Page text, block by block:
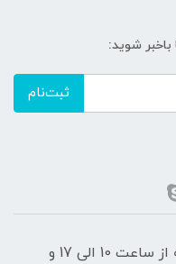
شوید:
ثبت‌نام
زمان پاسخگویی از شنبه تا چهارشنبه از ساعت 10 الی 17 و